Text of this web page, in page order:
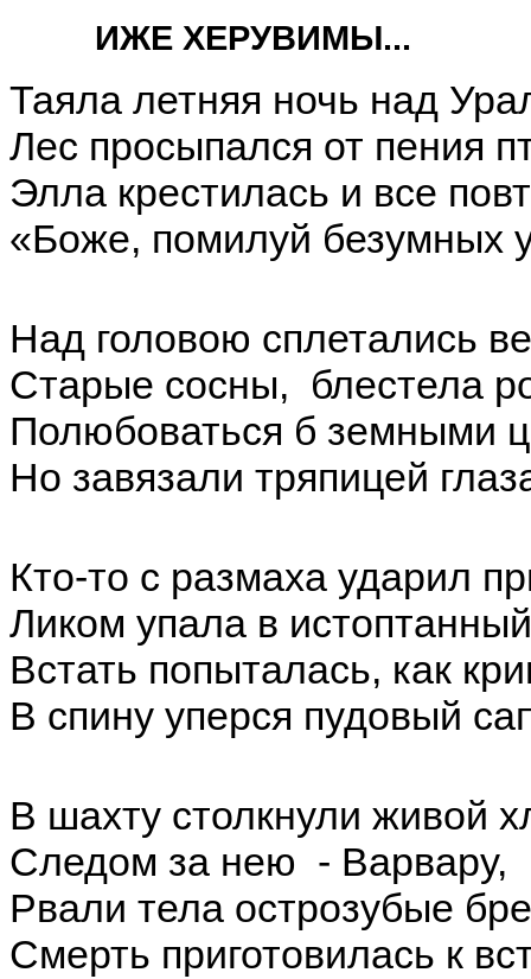
ИЖЕ ХЕРУВИМЫ...
Таяла летняя ночь над
Лес просыпался от пения
Элла крестилась и все
«Боже, помилуй безумных
Над головою сплетались
Старые сосны, блестела
Полюбоваться б земными
Но завязали тряпицей
Кто-то с размаха ударил
Ликом упала в
Встать попыталась, как
В спину уперся пудовый
В шахту столкнули живой
Следом за нею - Варвару,
Рвали тела острозубые
Смерть приготовилась к